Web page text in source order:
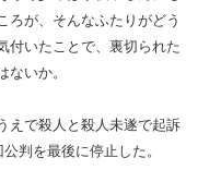
ろが、そんなふたりがどう
付いたことで、裏切られた
ないか。
えで殺人と殺人未遂で起訴
判を最後に停止した。